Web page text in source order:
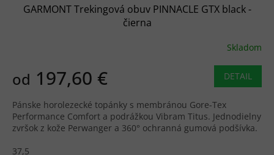
GARMONT Trekingová obuv PINNACLE GTX black -
čierna
Skladom
od 197,60 € DETAIL
Pánske horolezecké topánky s membránou Gore-Tex
Performance Comfort a podrážkou Vibram Titus. Jednodielny
zvršok z kože Perwanger a 360° ochranná gumová podšívka.
37,5